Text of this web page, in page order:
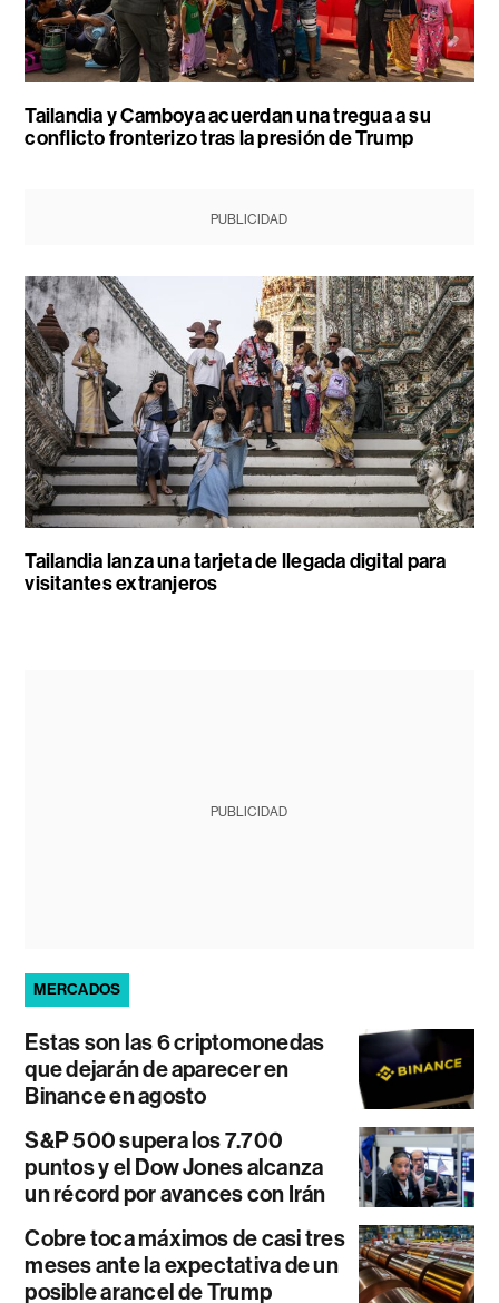
Tailandia y Camboya acuerdan una tregua a su
conflicto fronterizo tras la presión de Trump
PUBLICIDAD
Tailandia lanza una tarjeta de llegada digital para
visitantes extranjeros
PUBLICIDAD
MERCADOS
Estas son las 6 criptomonedas
que dejarán de aparecer en
Binance en agosto
S&P 500 supera los 7.700
puntos y el Dow Jones alcanza
un récord por avances con Irán
Cobre toca máximos de casi tres
meses ante la expectativa de un
posible arancel de Trump